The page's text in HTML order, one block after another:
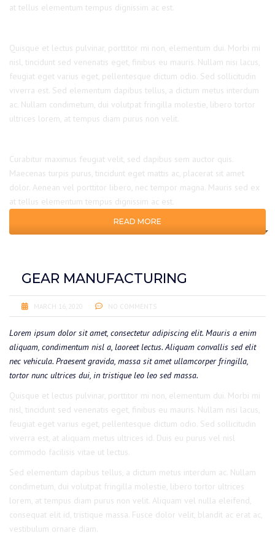
at tellus elementum tempus dignissim ac est.
Quisque et lectus pulvinar, porttitor mi non, elementum dui. Morbi mi
nisl, tincidunt sed venenatis eget, finibus eu mauris. Nullam nisi lacus,
feugiat eget varius eget, pellentesque dictum odio. Sed sollicitudin
viverra est. Sed elementum dapibus tellus, a dictum metus interdum
ac. Nullam condimetum, dui volutpat fringilla molestie, libero tortor
ultrices lorem, at tempus diam purus non velit.
Curabitur maximus feugiat velit, sed dapibus sem auctor quis.
Maecenas turpis purus, tincidunt eget mattis ac, placerat sit amet
dolor. Aenean vel porttitor libero, nec tempor magna. Mauris sed ex
at tellus elementum tempus dignissim ac est.
READ MORE
GEAR MANUFACTURING
MARCH 16, 2020 NO COMMENTS
Lorem ipsum dolor sit amet, consectetur adipiscing elit. Mauris a enim
aliquam, condimentum nisl a, laoreet lectus. Aliquam convallis sed elit
nec vehicula. Praesent gravida, massa sit amet ullamcorper fringilla,
tortor nunc ultrices dui, in tristique leo leo sed massa.
Quisque et lectus pulvinar, porttitor mi non, elementum dui. Morbi mi
nisl, tincidunt sed venenatis eget, finibus eu mauris. Nullam nisi lacus,
feugiat eget varius eget, pellentesque dictum odio. Sed sollicitudin
viverra est, at aliquam metus ultrices id. Duis eu purus vel nisl
commodo facilisis vitae ut lectus.
Sed elementum dapibus tellus, a dictum metus interdum ac. Nullam
condimetum, dui volutpat fringilla molestie, libero tortor ultrices
lorem, at tempus diam purus non velit. Aliquam vel nulla eleifend,
consequat elit id, tristique massa. Fusce dolor velit, blandit ac erat ac,
vestibulum ornare diam.